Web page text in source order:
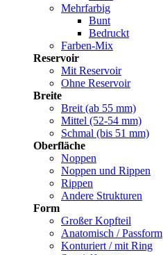
Mehrfarbig
Bunt
Bedruckt
Farben-Mix
Reservoir
Mit Reservoir
Ohne Reservoir
Breite
Breit (ab 55 mm)
Mittel (52-54 mm)
Schmal (bis 51 mm)
Oberfläche
Noppen
Noppen und Rippen
Rippen
Andere Strukturen
Form
Großer Kopfteil
Anatomisch / Passform
Konturiert / mit Ring